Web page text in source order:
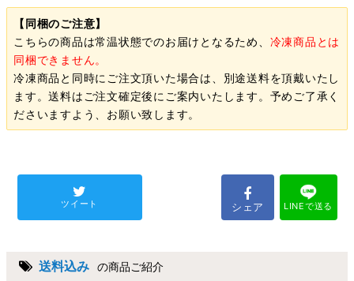
【同梱のご注意】
こちらの商品は常温状態でのお届けとなるため、 冷凍商品とは
同梱できません。
冷凍商品と同時にご注文頂いた場合は、別途送料を頂戴いたし
ます。送料はご注文確定後にご案内いたします。予めご了承く
ださいますよう、お願い致します。
ツイート シェア LINEで送る
送料込み の商品ご紹介